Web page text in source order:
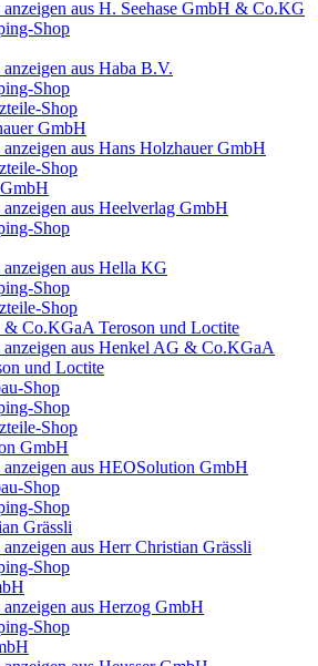
aus H. Seehase GmbH & Co.KG
Shop
aus Haba B.V.
Shop
Shop
GmbH
aus Hans Holzhauer GmbH
Shop
aus Heelverlag GmbH
Shop
aus Hella KG
Shop
Shop
Co.KGaA Teroson und Loctite
anzeigen aus Henkel AG & Co.KGaA
und Loctite
Shop
Shop
Shop
GmbH
anzeigen aus HEOSolution GmbH
Shop
Shop
Grässli
aus Herr Christian Grässli
Shop
aus Herzog GmbH
Shop